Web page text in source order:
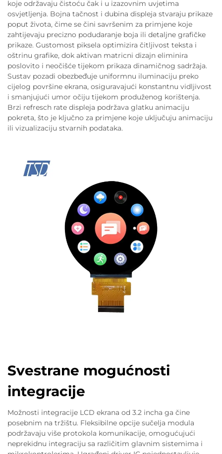
koje održavaju čistoću čak i u izazovnim uvjetima
osvjetljenja. Bojna tačnost i dubina displeja stvaraju prikaze
poput života, čime se čini savršenim za primjene koje
zahtijevaju precizno podudaranje boja ili detaljne grafičke
prikaze. Gustomost piksela optimizira čitljivost teksta i
oštrinu grafike, dok aktivan matricni dizajn eliminira
poslovito i neočišće tijekom prikaza dinamičnog sadržaja.
Sustav pozadi obezbeđuje uniformnu iluminaciju preko
cijelog površine ekrana, osiguravajući konstantnu vidljivost
i smanjujući umor očiju tijekom produženog korištenja.
Brzi refresch rate displeja podržava glatku animaciju
pokreta, što je ključno za primjene koje uključuju animaciju
ili vizualizaciju stvarnih podataka.
Svestrane mogućnosti
integracije
Možnosti integracije LCD ekrana od 3.2 incha ga čine
posebnim na tržištu. Fleksibilne opcije sučelja modula
podržavaju više protokola komunikacije, omogućujući
neprekidnu integraciju sa različitim glavnim sistemima i